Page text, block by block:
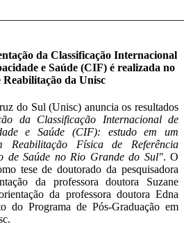
da Classificação Internacional
e Saúde (CIF) é realizada no
Reabilitação da Unisc
do Sul (Unisc) anuncia os resultados
da Classificação Internacional de
e Saúde (CIF): estudo em um
Reabilitação Física de Referência
de Saúde no Rio Grande do Sul". O
tese de doutorado da pesquisadora
da professora doutora Suzane
da professora doutora Edna
do Programa de Pós-Graduação em